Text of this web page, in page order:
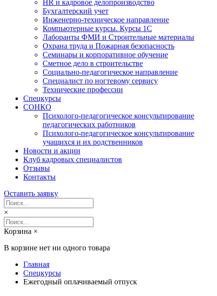
HR и кадровое делопроизводство
Бухгалтерский учет
Инженерно-техническое направление
Компьютерные курсы. Курсы 1С
Лаборанты ФМИ и Строительные материалы
Охрана труда и Пожарная безопасность
Семинары и корпоративное обучение
Сметное дело в строительстве
Социально-педагогическое направление
Специалист по ногтевому сервису
Технические профессии
Спецкурсы
СОНКО
Психолого-педагогическое консультирование
педагогических работников
Психолого-педагогическое консультирование
учащихся и их родственников
Новости и акции
Клуб кадровых специалистов
Отзывы
Контакты
Оставить заявку
×
Корзина ×
В корзине нет ни одного товара
Главная
Спецкурсы
Ежегодный оплачиваемый отпуск